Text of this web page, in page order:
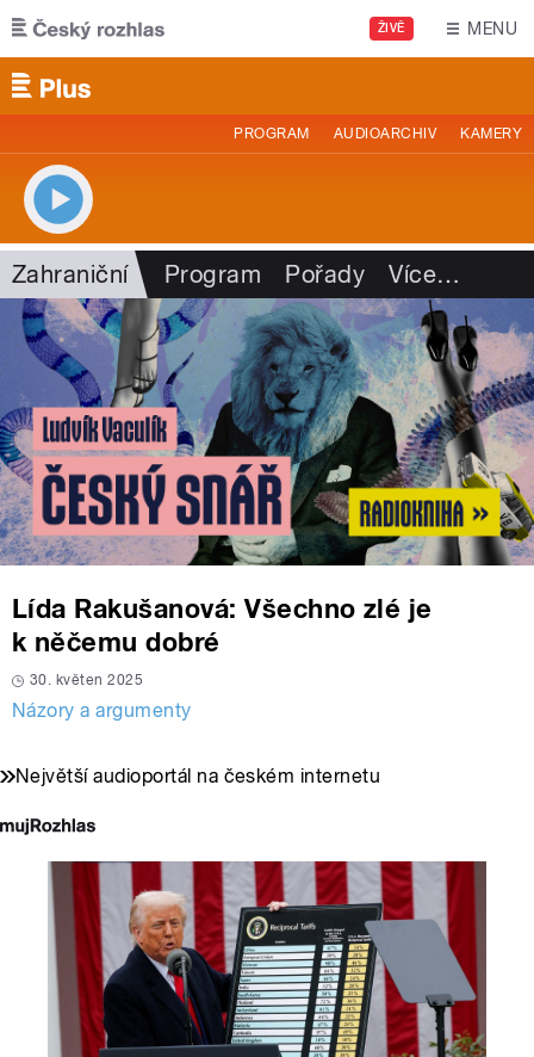
Přejít k hlavnímu obsahu
ŽIVĚ MENU
PROGRAM AUDIOARCHIV KAMERY
Zahraniční Program Pořady Více…
Lída Rakušanová: Všechno zlé je
k něčemu dobré
30. květen 2025
Názory a argumenty
Největší audioportál na českém internetu